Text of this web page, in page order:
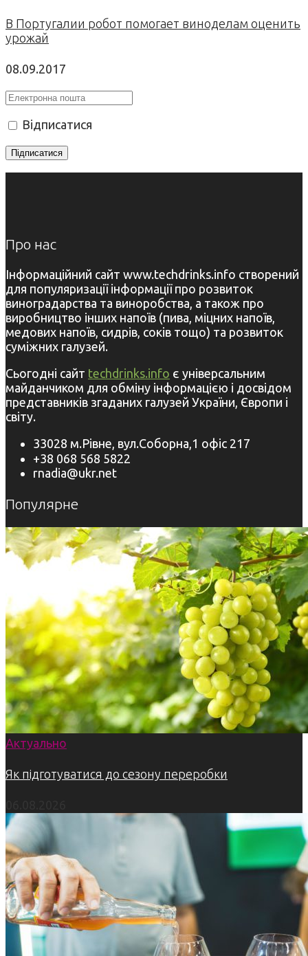
В Португалии робот помогает виноделам оценить
урожай
08.09.2017
Відписатися
Про нас
Інформаційний сайт www.techdrinks.info створений
для популяризації інформації про розвиток
виноградарства та виноробства, а також про
виробництво інших напоїв (пива, міцних напоїв,
медових напоїв, сидрів, соків тощо) та розвиток
суміжних галузей.
Сьогодні сайт techdrinks.info є універсальним
майданчиком для обміну інформацією і досвідом
представників згаданих галузей України, Європи і
світу.
33028 м.Рівне, вул.Соборна,1 офіс 217
+38 068 568 5822
rnadia@ukr.net
Популярне
Актуально
Як підготуватися до сезону переробки